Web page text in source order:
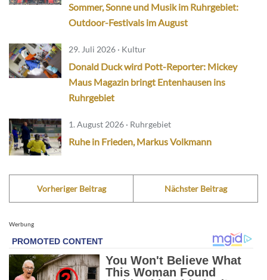
Sommer, Sonne und Musik im Ruhrgebiet:
Outdoor-Festivals im August
29. Juli 2026 · Kultur
Donald Duck wird Pott-Reporter: Mickey
Maus Magazin bringt Entenhausen ins
Ruhrgebiet
1. August 2026 · Ruhrgebiet
Ruhe in Frieden, Markus Volkmann
Vorheriger Beitrag Nächster Beitrag
Werbung